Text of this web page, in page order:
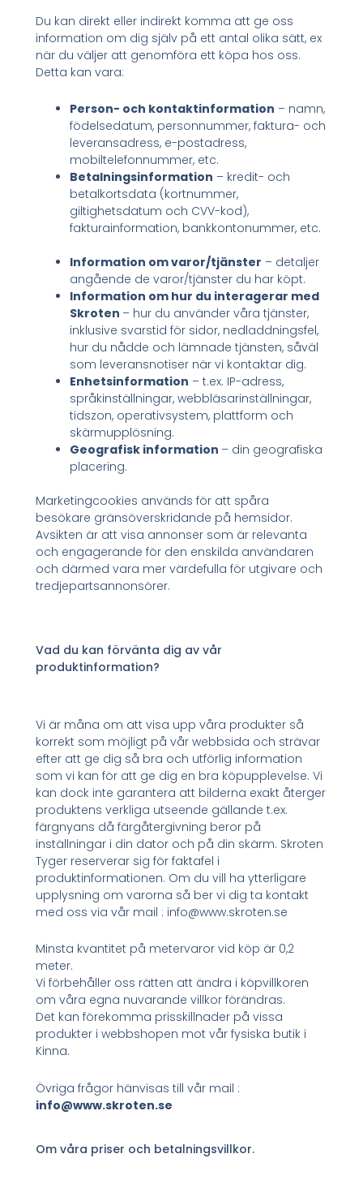
Du kan direkt eller indirekt komma att ge oss
information om dig själv på ett antal olika sätt, ex
när du väljer att genomföra ett köpa hos oss.
Detta kan vara:
Person- och kontaktinformation – namn,
födelsedatum, personnummer, faktura- och
leveransadress, e-postadress,
mobiltelefonnummer, etc.
Betalningsinformation – kredit- och
betalkortsdata (kortnummer,
giltighetsdatum och CVV-kod),
fakturainformation, bankkontonummer, etc.
Information om varor/tjänster – detaljer
angående de varor/tjänster du har köpt.
Information om hur du interagerar med
Skroten – hur du använder våra tjänster,
inklusive svarstid för sidor, nedladdningsfel,
hur du nådde och lämnade tjänsten, såväl
som leveransnotiser när vi kontaktar dig.
Enhetsinformation – t.ex. IP-adress,
språkinställningar, webbläsarinställningar,
tidszon, operativsystem, plattform och
skärmupplösning.
Geografisk information – din geografiska
placering.
Marketingcookies används för att spåra
besökare gränsöverskridande på hemsidor.
Avsikten är att visa annonser som är relevanta
och engagerande för den enskilda användaren
och därmed vara mer värdefulla för utgivare och
tredjepartsannonsörer.
Vad du kan förvänta dig av vår
produktinformation?
Vi är måna om att visa upp våra produkter så
korrekt som möjligt på vår webbsida och strävar
efter att ge dig så bra och utförlig information
som vi kan för att ge dig en bra köpupplevelse. Vi
kan dock inte garantera att bilderna exakt återger
produktens verkliga utseende gällande t.ex.
färgnyans då färgåtergivning beror på
inställningar i din dator och på din skärm. Skroten
Tyger reserverar sig för faktafel i
produktinformationen. Om du vill ha ytterligare
upplysning om varorna så ber vi dig ta kontakt
med oss via vår mail : info@www.skroten.se
Minsta kvantitet på metervaror vid köp är 0,2
meter.
Vi förbehåller oss rätten att ändra i köpvillkoren
om våra egna nuvarande villkor förändras.
Det kan förekomma prisskillnader på vissa
produkter i webbshopen mot vår fysiska butik i
Kinna.
Övriga frågor hänvisas till vår mail :
info@www.skroten.se
Om våra priser och betalningsvillkor.